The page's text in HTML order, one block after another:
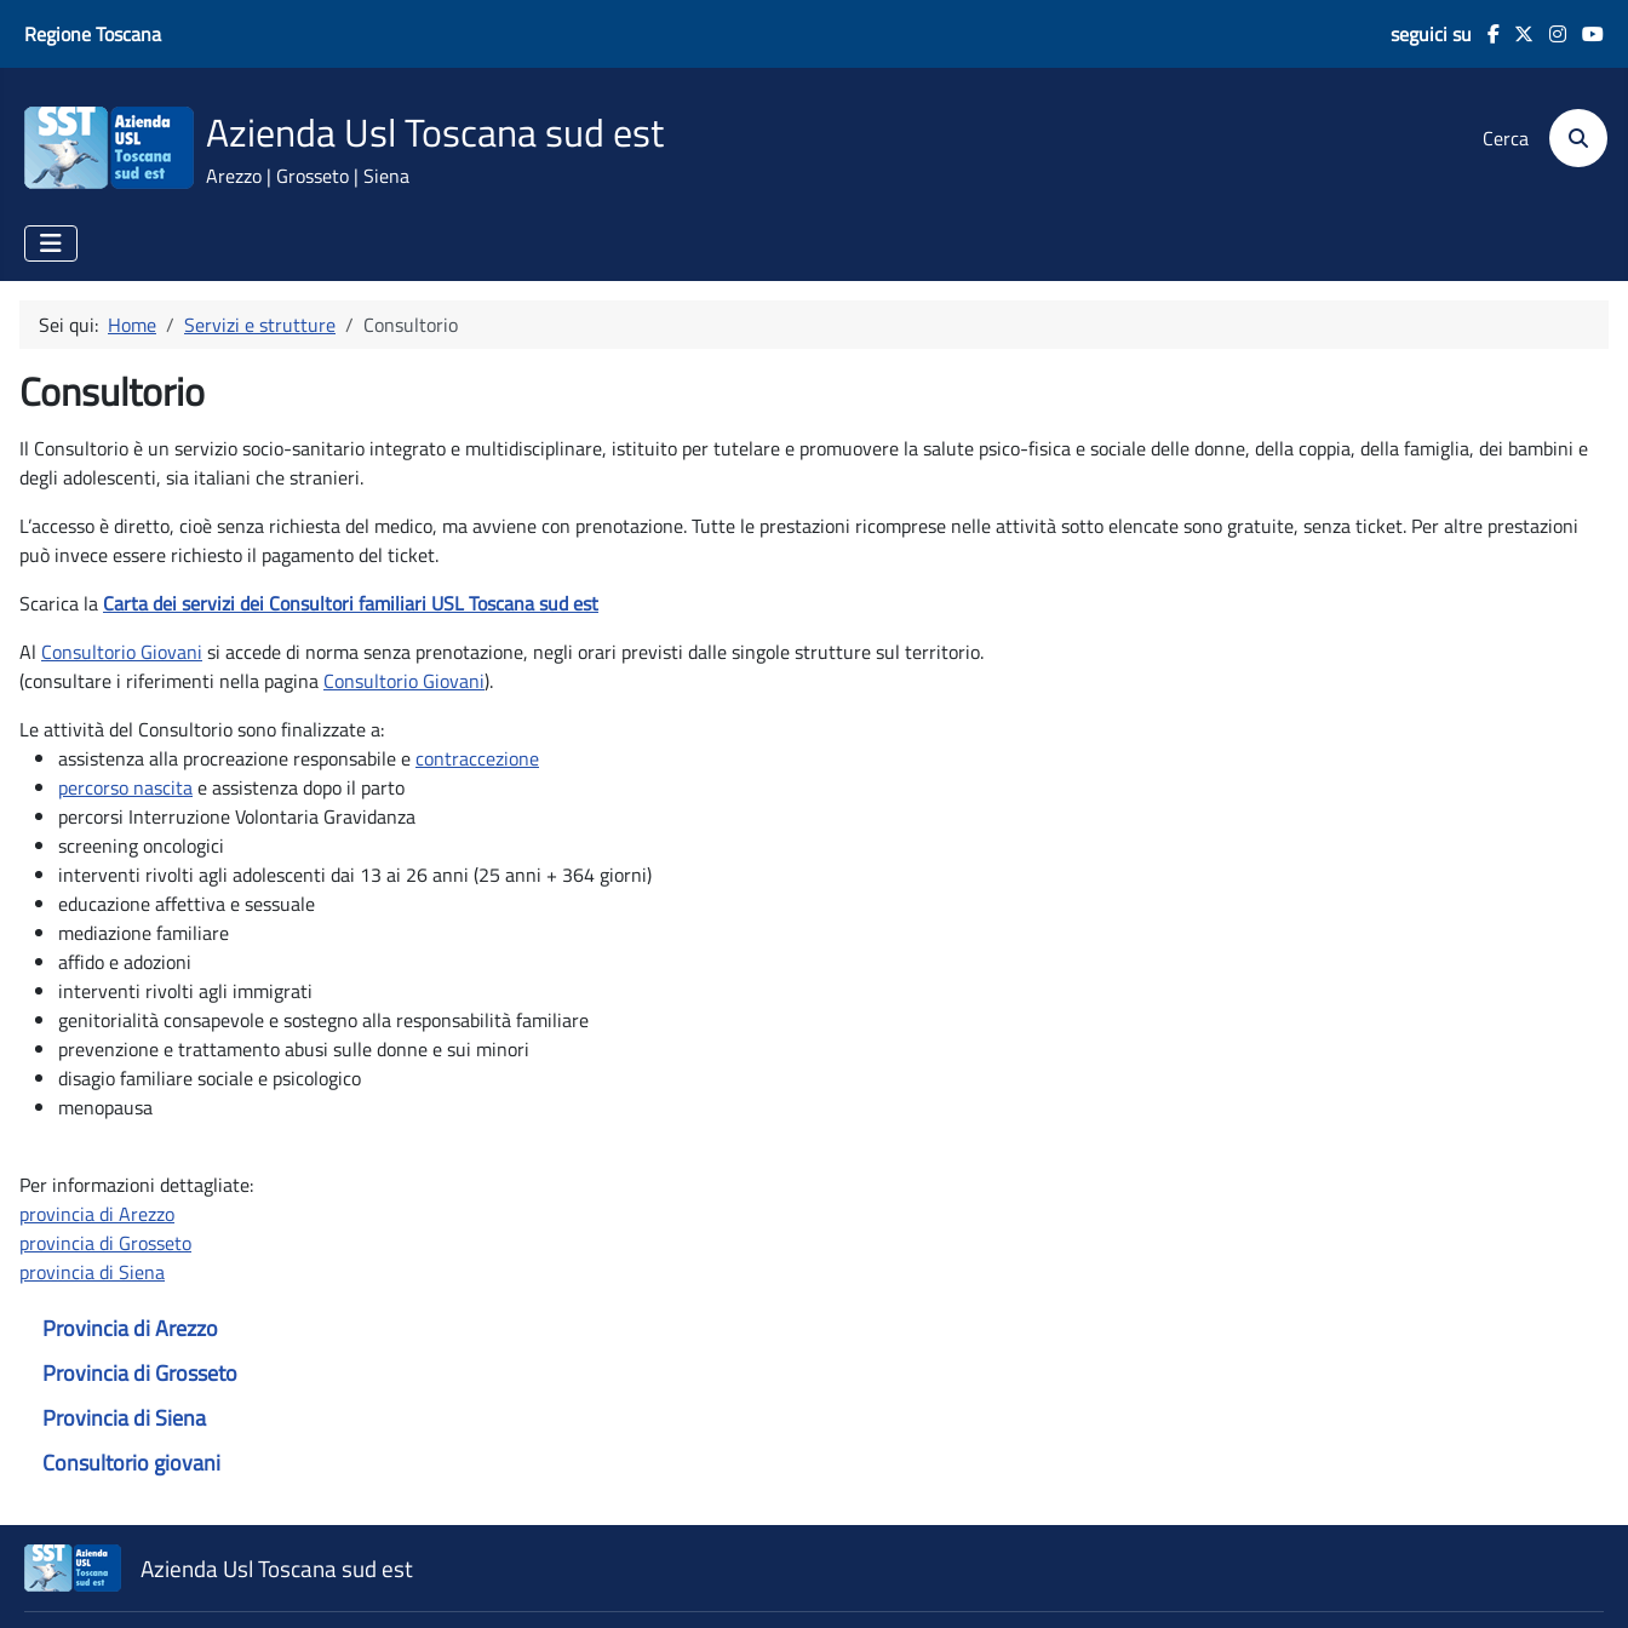
Regione Toscana seguici su
Azienda Usl Toscana sud est
Arezzo | Grosseto | Siena
Cerca
Provincia di Arezzo
Provincia di Grosseto
Provincia di Siena
Consultorio giovani
Sei qui: Home Servizi e strutture Consultorio
Consultorio
Il Consultorio è un servizio socio-sanitario integrato e multidisciplinare, istituito per tutelare e promuovere la salute psico-fisica e sociale delle donne, della coppia, della famiglia, dei bambini e
degli adolescenti, sia italiani che stranieri.
L’accesso è diretto, cioè senza richiesta del medico, ma avviene con prenotazione. Tutte le prestazioni ricomprese nelle attività sotto elencate sono gratuite, senza ticket. Per altre prestazioni
può invece essere richiesto il pagamento del ticket.
Scarica la Carta dei servizi dei Consultori familiari USL Toscana sud est
Al Consultorio Giovani si accede di norma senza prenotazione, negli orari previsti dalle singole strutture sul territorio.
(consultare i riferimenti nella pagina Consultorio Giovani).
Le attività del Consultorio sono finalizzate a:
assistenza alla procreazione responsabile econtraccezione
percorso nascitae assistenza dopo il parto
percorsi Interruzione Volontaria Gravidanza
screening oncologici
interventi rivolti agli adolescenti dai 13 ai 26 anni (25 anni + 364 giorni)
educazione affettiva e sessuale
mediazione familiare
affido e adozioni
interventi rivolti agli immigrati
genitorialità consapevole e sostegno alla responsabilità familiare
prevenzione e trattamento abusi sulle donne e sui minori
disagio familiare sociale e psicologico
menopausa
Per informazioni dettagliate:
provincia di Arezzo
provincia di Grosseto
provincia di Siena
Azienda Usl Toscana sud est